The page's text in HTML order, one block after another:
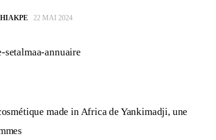
22 MAI 2024
made in Africa de Yankimadji, une